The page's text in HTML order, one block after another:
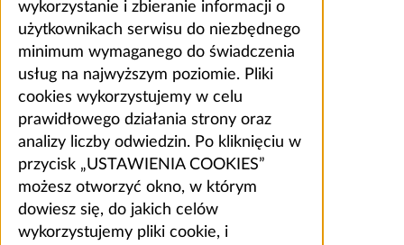
wykorzystanie i zbieranie informacji o
użytkownikach serwisu do niezbędnego
minimum wymaganego do świadczenia
usług na najwyższym poziomie. Pliki
cookies wykorzystujemy w celu
prawidłowego działania strony oraz
analizy liczby odwiedzin. Po kliknięciu w
przycisk „USTAWIENIA COOKIES”
możesz otworzyć okno, w którym
dowiesz się, do jakich celów
wykorzystujemy pliki cookie, i